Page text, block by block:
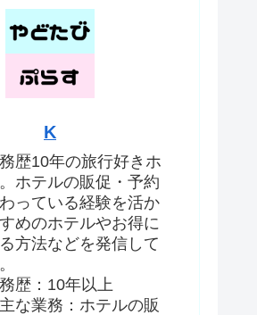
K
歴10年の旅行好きホ
ホテルの販促・予約
っている経験を活か
めのホテルやお得に
方法などを発信して
歴：10年以上
な業務：ホテルの販